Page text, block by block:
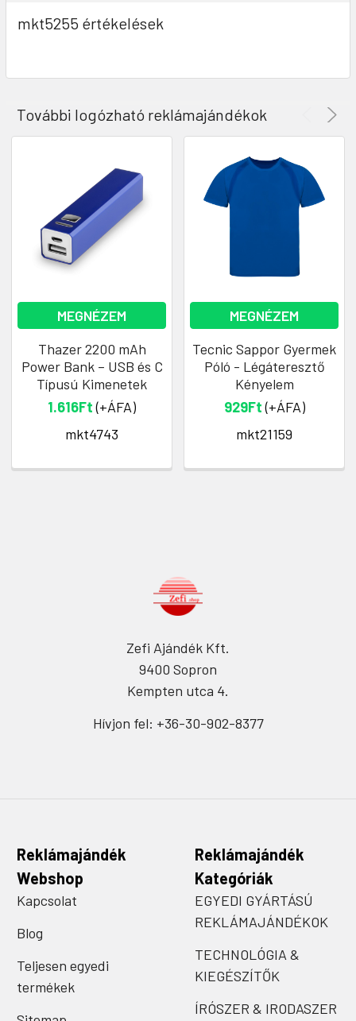
mkt5255 értékelések
További logózható reklámajándékok
MEGNÉZEM
Thazer 2200 mAh
Power Bank – USB és C
Típusú Kimenetek
1.616Ft(+ÁFA)
mkt4743
MEGNÉZEM
Tecnic Sappor Gyermek
Póló - Légáteresztő
Kényelem
929Ft(+ÁFA)
mkt21159
Zefi Ajándék Kft.
9400 Sopron
Kempten utca 4.
Hívjon fel: +36-30-902-8377
Reklámajándék
Webshop
Kapcsolat
Blog
Teljesen egyedi
termékek
Reklámajándék
Kategóriák
EGYEDI GYÁRTÁSÚ
REKLÁMAJÁNDÉKOK
TECHNOLÓGIA &
KIEGÉSZÍTŐK
ÍRÓSZER & IRODASZER